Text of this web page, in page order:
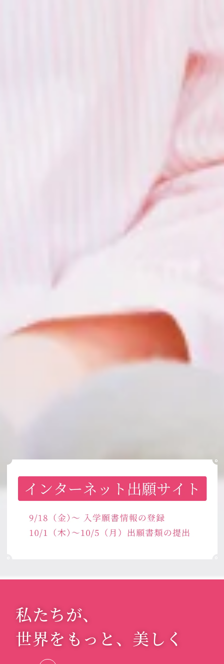
私たちが、
世界をもっと、 美しく